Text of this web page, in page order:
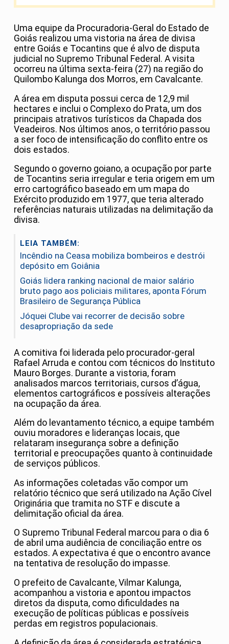
Uma equipe da Procuradoria-Geral do Estado de
Goiás realizou uma vistoria na área de divisa
entre Goiás e Tocantins que é alvo de disputa
judicial no Supremo Tribunal Federal . A visita
ocorreu na última sexta-feira (27) na região do
Quilombo Kalunga dos Morros, em Cavalcante.
A área em disputa possui cerca de 12,9 mil
hectares e inclui o Complexo do Prata, um dos
principais atrativos turísticos da Chapada dos
Veadeiros. Nos últimos anos, o território passou
a ser foco de intensificação do conflito entre os
dois estados.
Segundo o governo goiano, a ocupação por parte
de Tocantins seria irregular e teria origem em um
erro cartográfico baseado em um mapa do
Exército produzido em 1977, que teria alterado
referências naturais utilizadas na delimitação da
divisa.
LEIA TAMBÉM:
Incêndio na Ceasa mobiliza bombeiros e destrói
depósito em Goiânia
Goiás lidera ranking nacional de maior salário
bruto pago aos policiais militares, aponta Fórum
Brasileiro de Segurança Pública
Jóquei Clube vai recorrer de decisão sobre
desapropriação da sede
A comitiva foi liderada pelo procurador-geral
Rafael Arruda e contou com técnicos do Instituto
Mauro Borges. Durante a vistoria, foram
analisados marcos territoriais, cursos d’água,
elementos cartográficos e possíveis alterações
na ocupação da área.
Além do levantamento técnico, a equipe também
ouviu moradores e lideranças locais, que
relataram insegurança sobre a definição
territorial e preocupações quanto à continuidade
de serviços públicos.
As informações coletadas vão compor um
relatório técnico que será utilizado na Ação Cível
Originária que tramita no STF e discute a
delimitação oficial da área.
O Supremo Tribunal Federal marcou para o dia 6
de abril uma audiência de conciliação entre os
estados. A expectativa é que o encontro avance
na tentativa de resolução do impasse.
O prefeito de Cavalcante, Vilmar Kalunga,
acompanhou a vistoria e apontou impactos
diretos da disputa, como dificuldades na
execução de políticas públicas e possíveis
perdas em registros populacionais.